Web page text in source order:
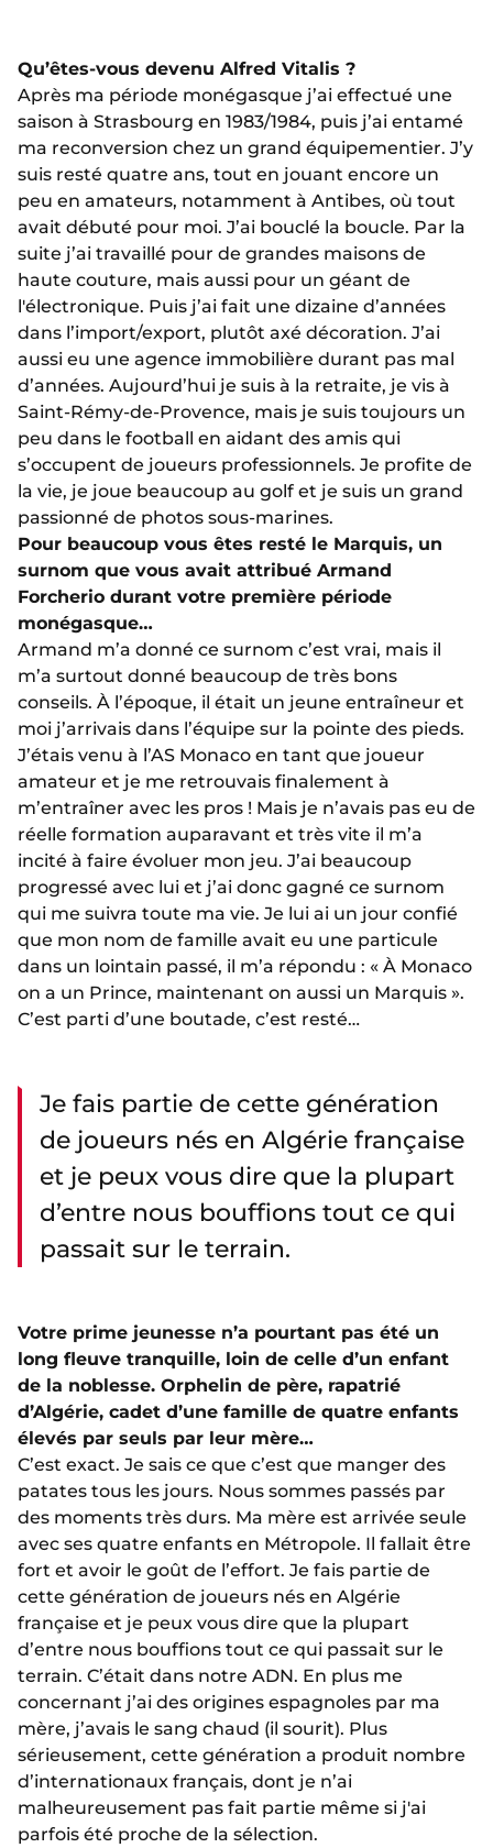
Qu’êtes-vous devenu Alfred Vitalis ?
Après ma période monégasque j’ai effectué une
saison à Strasbourg en 1983/1984, puis j’ai entamé
ma reconversion chez un grand équipementier. J’y
suis resté quatre ans, tout en jouant encore un
peu en amateurs, notamment à Antibes, où tout
avait débuté pour moi. J’ai bouclé la boucle. Par la
suite j’ai travaillé pour de grandes maisons de
haute couture, mais aussi pour un géant de
l'électronique. Puis j’ai fait une dizaine d’années
dans l’import/export, plutôt axé décoration. J’ai
aussi eu une agence immobilière durant pas mal
d’années. Aujourd’hui je suis à la retraite, je vis à
Saint-Rémy-de-Provence, mais je suis toujours un
peu dans le football en aidant des amis qui
s’occupent de joueurs professionnels. Je profite de
la vie, je joue beaucoup au golf et je suis un grand
passionné de photos sous-marines.
Pour beaucoup vous êtes resté le Marquis, un
surnom que vous avait attribué Armand
Forcherio durant votre première période
monégasque…
Armand m’a donné ce surnom c’est vrai, mais il
m’a surtout donné beaucoup de très bons
conseils. À l’époque, il était un jeune entraîneur et
moi j’arrivais dans l’équipe sur la pointe des pieds.
J’étais venu à l’AS Monaco en tant que joueur
amateur et je me retrouvais finalement à
m’entraîner avec les pros ! Mais je n’avais pas eu de
réelle formation auparavant et très vite il m’a
incité à faire évoluer mon jeu. J’ai beaucoup
progressé avec lui et j’ai donc gagné ce surnom
qui me suivra toute ma vie. Je lui ai un jour confié
que mon nom de famille avait eu une particule
dans un lointain passé, il m’a répondu : « À Monaco
on a un Prince, maintenant on aussi un Marquis ».
C’est parti d’une boutade, c’est resté…
Je fais partie de cette génération
de joueurs nés en Algérie française
et je peux vous dire que la plupart
d’entre nous bouffions tout ce qui
passait sur le terrain.
Votre prime jeunesse n’a pourtant pas été un
long fleuve tranquille, loin de celle d’un enfant
de la noblesse. Orphelin de père, rapatrié
d’Algérie, cadet d’une famille de quatre enfants
élevés par seuls par leur mère…
C’est exact. Je sais ce que c’est que manger des
patates tous les jours. Nous sommes passés par
des moments très durs. Ma mère est arrivée seule
avec ses quatre enfants en Métropole. Il fallait être
fort et avoir le goût de l’effort. Je fais partie de
cette génération de joueurs nés en Algérie
française et je peux vous dire que la plupart
d’entre nous bouffions tout ce qui passait sur le
terrain. C’était dans notre ADN. En plus me
concernant j’ai des origines espagnoles par ma
mère, j’avais le sang chaud (il sourit). Plus
sérieusement, cette génération a produit nombre
d’internationaux français, dont je n’ai
malheureusement pas fait partie même si j'ai
parfois été proche de la sélection.